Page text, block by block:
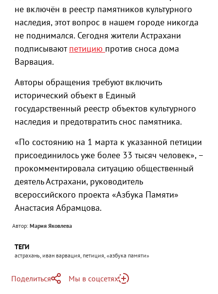
не включён в реестр памятников культурного
наследия, этот вопрос в нашем городе никогда
не поднимался. Сегодня жители Астрахани
подписываютпетицию против сноса дома
Варвация.
Авторы обращения требуют включить
исторический объект в Единый
государственный реестр объектов культурного
наследия и предотвратить снос памятника.
«По состоянию на 1 марта к указанной петиции
присоединилось уже более 33 тысяч человек», –
прокомментировала ситуацию общественный
деятель Астрахани, руководитель
всероссийского проекта «Азбука Памяти»
Анастасия Абрамцова.
Автор: Мария Яковлева
ТЕГИ
астрахань, иван варвация, петиция, «азбука памяти»
Поделиться
Мы в соцсетях